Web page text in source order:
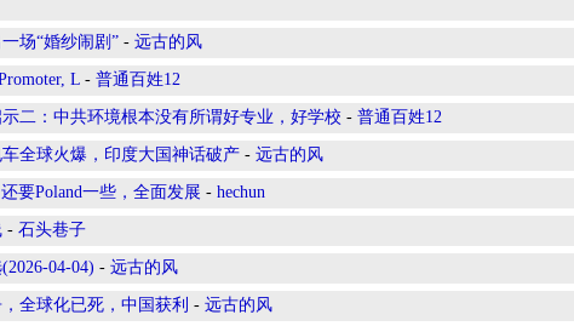
场“婚纱闹剧” - 远古的风
L - 普通百姓12
二：中共环境根本没有所谓好专业，好学校 - 普通百姓12
全球火爆，印度大国神话破产 - 远古的风
要Poland一些，全面发展 - hechun
- 石头巷子
04-04) - 远古的风
全球化已死，中国获利 - 远古的风